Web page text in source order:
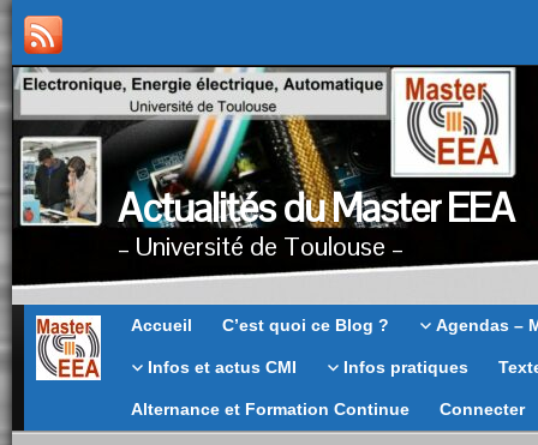
Actualités du Master EEA
– Université de Toulouse –
MasterAccueil C’est quoi ce Blog ? Agendas –
Infos et actus CMI Infos pratiques
Alternance et Formation Continue Connecter